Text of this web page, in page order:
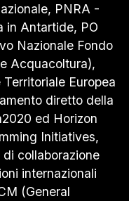
PNRA -
in Antartide, PO
Nazionale Fondo
Acquacoltura),
Europea
diretto della
ed Horizon
Initiatives,
collaborazione
internazionali
(General